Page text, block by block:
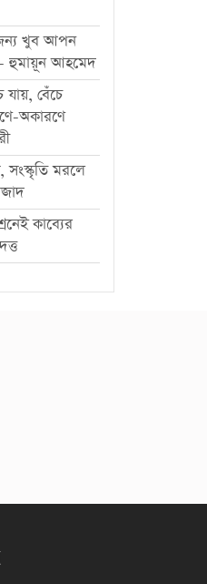
খুব আপন
হুমায়ূন আহমেদ
বেঁচে
অকারণে
মরলে
কাব্যের